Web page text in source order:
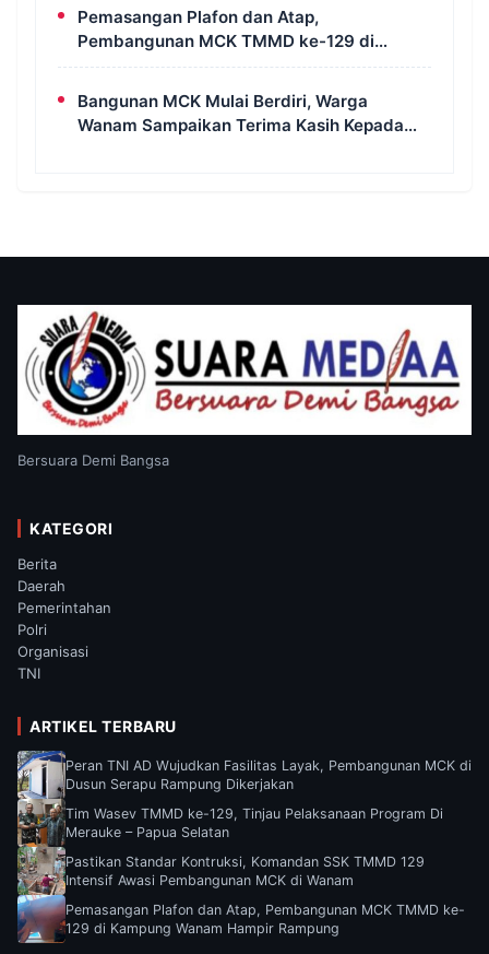
Pemasangan Plafon dan Atap,
Pembangunan MCK TMMD ke-129 di
Kampung Wanam Hampir Rampung
Bangunan MCK Mulai Berdiri, Warga
Wanam Sampaikan Terima Kasih Kepada
Bersuara Demi Bangsa
KATEGORI
Berita
Daerah
Pemerintahan
Polri
Organisasi
TNI
ARTIKEL TERBARU
Peran TNI AD Wujudkan Fasilitas Layak, Pembangunan MCK di
Dusun Serapu Rampung Dikerjakan
Tim Wasev TMMD ke-129, Tinjau Pelaksanaan Program Di
Merauke – Papua Selatan
Pastikan Standar Kontruksi, Komandan SSK TMMD 129
Intensif Awasi Pembangunan MCK di Wanam
Pemasangan Plafon dan Atap, Pembangunan MCK TMMD ke-
129 di Kampung Wanam Hampir Rampung